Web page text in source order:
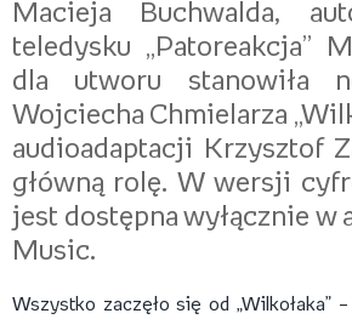
Macieja Buchwalda,
teledysku „Patoreakcja”
dla utworu stanowiła
Wojciecha Chmielarza
audioadaptacji Krzysztof
główną rolę. W wersji
jest dostępna wyłącznie w
Music.
Wszystko zaczęło się od „Wilkołaka”